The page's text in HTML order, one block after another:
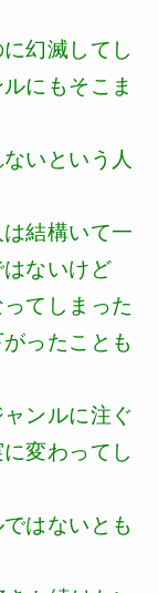
幻滅してし
にもそこま
いという人
結構いて一
ないけど
てしまった
ったことも
ンルに注ぐ
変わってし
はないとも